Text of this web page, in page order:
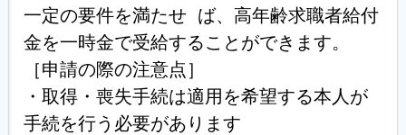
一定の要件を満たせ ば、高年齢求職者給付
金を一時金で受給することができます。
［申請の際の注意点］
・取得・喪失手続は適用を希望する本人が
手続を行う必要があります